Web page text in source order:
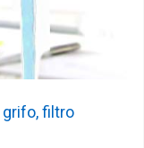
grifo, filtro